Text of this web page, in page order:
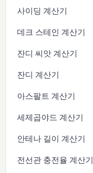
사이딩 계산기
데크 스테인 계산기
잔디 씨앗 계산기
잔디 계산기
아스팔트 계산기
세제곱야드 계산기
안테나 길이 계산기
전선관 충전율 계산기